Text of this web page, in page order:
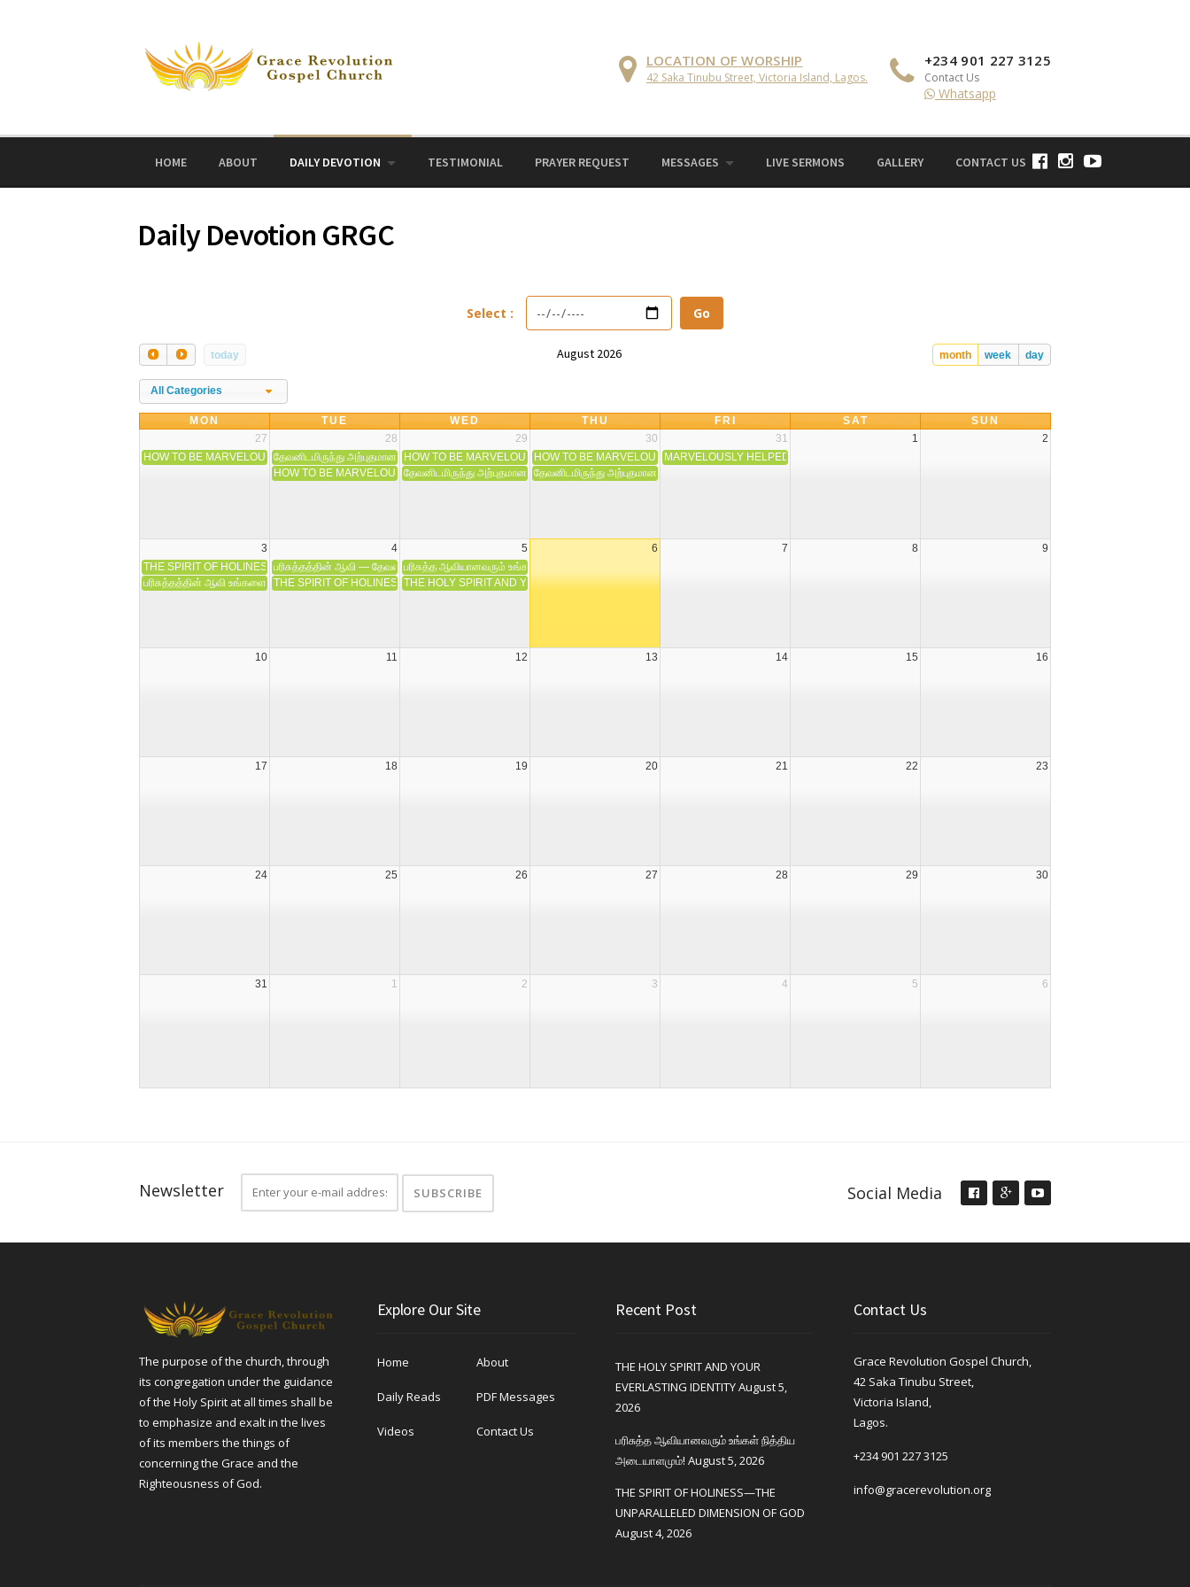
LOCATION OF WORSHIP
42 Saka Tinubu Street, Victoria Island, Lagos.
+234 901 227 3125
Contact Us
Whatsapp
HOME ABOUT DAILY DEVOTION TESTIMONIAL PRAYER REQUEST MESSAGES LIVE SERMONS GALLERY CONTACT US
Daily Devotion GRGC
Select : Go
today month week day
August 2026
All Categories
MON TUE WED THU FRI SAT
SUN
27
28 29 30 31 1
2
HOW TO BE MARVELOUSLY HELPED BY GOD: FOCUS JESUS
தேவனிடமிருந்து அற்புதமான உதவியைப் பெறுவது எப்படி?: பரிசுத்த ஆவியானவரின் பணி!
HOW TO BE MARVELOUSLY HELPED BY GOD: The Ministry of Men
HOW TO BE MARVELOUSLY HELPED BY GOD: The Mercy of God
MARVELOUSLY HELPED BY GOD !
HOW TO BE MARVELOUSLY HELPED BY GOD: The Ministry of the Holy Spirit
தேவனிடமிருந்து அற்புதமான உதவியைப் பெறுவது எப்படி?: மனிதர்கள் மூலமான ஊழியம்!
தேவனிடமிருந்து அற்புதமான உதவியைப் பெறுவது எப்படி?:தேவனுடைய இரக்கம்!
3 4 5 6 7 8
9
THE SPIRIT OF HOLINESS VINDICATES YOUபரிசுத்தத்தின் ஆவி — தேவனின் இணையற்ற பரிமாணம்!பரிசுத்த ஆவியானவரும் உங்கள் நித்திய அடையாளமும்!
பரிசுத்தத்தின் ஆவி உங்களை மெய்ப்பிக்கிறார்!THE SPIRIT OF HOLINESS—THE UNPARALLELED DIMENSION OF GOD
THE HOLY SPIRIT AND YOUR EVERLASTING IDENTITY
10 11 12 13 14 15 16
17 18 19 20 21 22 23
24 25 26 27 28 29 30
31 1 2 3 4 5 6
Newsletter Social Media
The purpose of the church, through
its congregation under the guidance
of the Holy Spirit at all times shall be
to emphasize and exalt in the lives
of its members the things of
concerning the Grace and the
Righteousness of God.
Explore Our Site
Home About
Daily Reads PDF Messages
Videos Contact Us
Recent Post
THE HOLY SPIRIT AND YOUR
EVERLASTING IDENTITYAugust 5,
2026
பரிசுத்த ஆவியானவரும் உங்கள் நித்திய
அடையாளமும்! August 5, 2026
THE SPIRIT OF HOLINESS—THE
UNPARALLELED DIMENSION OF GOD
August 4, 2026
Contact Us
Grace Revolution Gospel Church,
42 Saka Tinubu Street,
Victoria Island,
Lagos.
+234 901 227 3125
info@gracerevolution.org